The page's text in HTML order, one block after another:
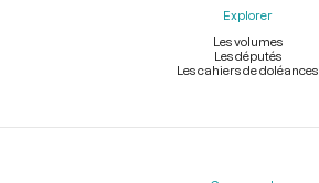
Explorer
Les volumes
Les députés
Les cahiers de doléances